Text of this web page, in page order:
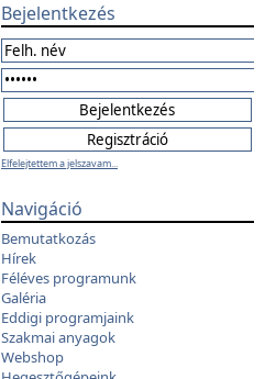
Bejelentkezés
Elfelejtettem a jelszavam...
Navigáció
Bemutatkozás
Hírek
Féléves programunk
Galéria
Eddigi programjaink
Szakmai anyagok
Webshop